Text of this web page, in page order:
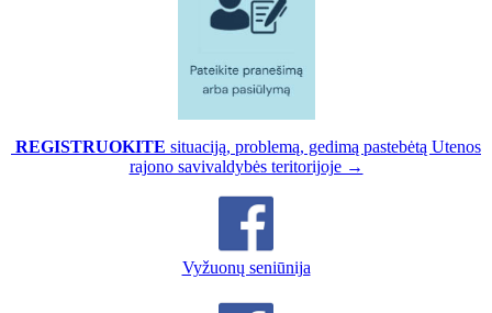
REGISTRUOKITE situaciją, problemą, gedimą pastebėtą Utenos
rajono savivaldybės teritorijoje →
Vyžuonų seniūnija